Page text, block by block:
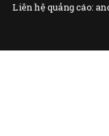
Liên hệ quảng cáo: